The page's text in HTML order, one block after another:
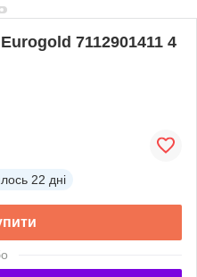
Eurogold 7112901411 4
22 дні